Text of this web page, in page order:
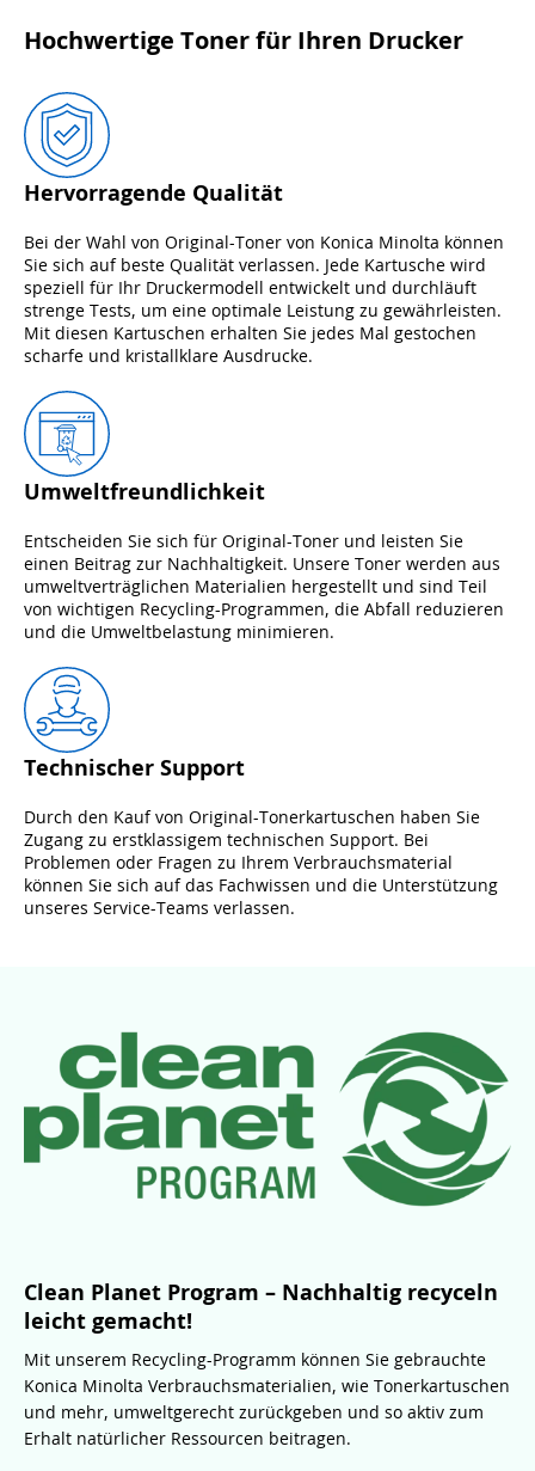
Hochwertige Toner für Ihren Drucker
Hervorragende Qualität
Bei der Wahl von Original-Toner von Konica Minolta können
Sie sich auf beste Qualität verlassen. Jede Kartusche wird
speziell für Ihr Druckermodell entwickelt und durchläuft
strenge Tests, um eine optimale Leistung zu gewährleisten.
Mit diesen Kartuschen erhalten Sie jedes Mal gestochen
scharfe und kristallklare Ausdrucke.
Umweltfreundlichkeit
Entscheiden Sie sich für Original-Toner und leisten Sie
einen Beitrag zur Nachhaltigkeit. Unsere Toner werden aus
umweltverträglichen Materialien hergestellt und sind Teil
von wichtigen Recycling-Programmen, die Abfall reduzieren
und die Umweltbelastung minimieren.
Technischer Support
Durch den Kauf von Original-Tonerkartuschen haben Sie
Zugang zu erstklassigem technischen Support. Bei
Problemen oder Fragen zu Ihrem Verbrauchsmaterial
können Sie sich auf das Fachwissen und die Unterstützung
unseres Service-Teams verlassen.
Clean Planet Program – Nachhaltig recyceln
leicht gemacht!
Mit unserem Recycling-Programm können Sie gebrauchte
Konica Minolta Verbrauchsmaterialien, wie Tonerkartuschen
und mehr, umweltgerecht zurückgeben und so aktiv zum
Erhalt natürlicher Ressourcen beitragen.